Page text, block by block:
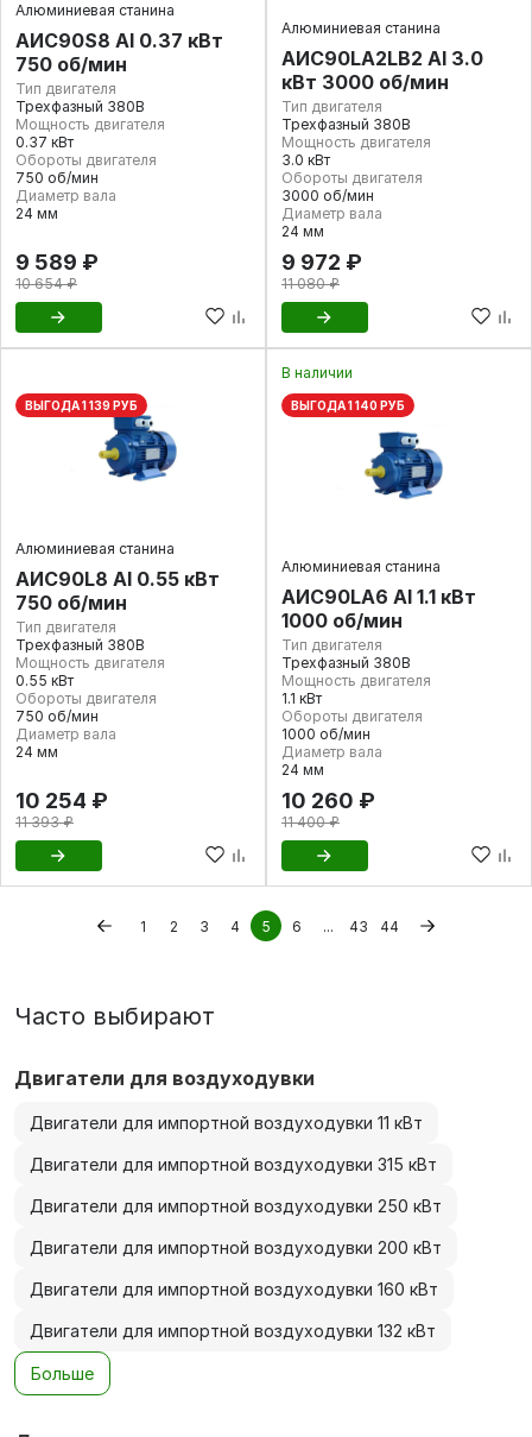
Алюминиевая станина
AИC90S8 Al 0.37 кВт
750 об/мин
Тип двигателя
Трехфазный 380В
Мощность двигателя
0.37 кВт
Обороты двигателя
750 об/мин
Диаметр вала
24 мм
9 589 ₽
10 654 ₽
Алюминиевая станина
AИC90LA2LB2 Al 3.0
кВт 3000 об/мин
Тип двигателя
Трехфазный 380В
Мощность двигателя
3.0 кВт
Обороты двигателя
3000 об/мин
Диаметр вала
24 мм
9 972 ₽
11 080 ₽
ВЫГОДА 1 139 РУБ
Алюминиевая станина
AИC90L8 Al 0.55 кВт
750 об/мин
Тип двигателя
Трехфазный 380В
Мощность двигателя
0.55 кВт
Обороты двигателя
750 об/мин
Диаметр вала
24 мм
10 254 ₽
11 393 ₽
В наличии
ВЫГОДА 1 140 РУБ
Алюминиевая станина
AИC90LA6 Al 1.1 кВт
1000 об/мин
Тип двигателя
Трехфазный 380В
Мощность двигателя
1.1 кВт
Обороты двигателя
1000 об/мин
Диаметр вала
24 мм
10 260 ₽
11 400 ₽
1 2 3 4 5 6 ... 43 44
Часто выбирают
Двигатели для воздуходувки
Двигатели для импортной воздуходувки 11 кВт
Двигатели для импортной воздуходувки 315 кВт
Двигатели для импортной воздуходувки 250 кВт
Двигатели для импортной воздуходувки 200 кВт
Двигатели для импортной воздуходувки 160 кВт
Двигатели для импортной воздуходувки 132 кВт
Больше